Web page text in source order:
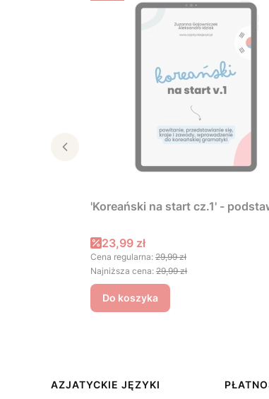
'Koreański na start cz.1' -
Cena promocyjna
23,99 zł
Cena regularna: 29,99 zł
Najniższa cena: 29,99 zł
Do koszyka
Linki w stopce
AZJATYCKIE JĘZYKI